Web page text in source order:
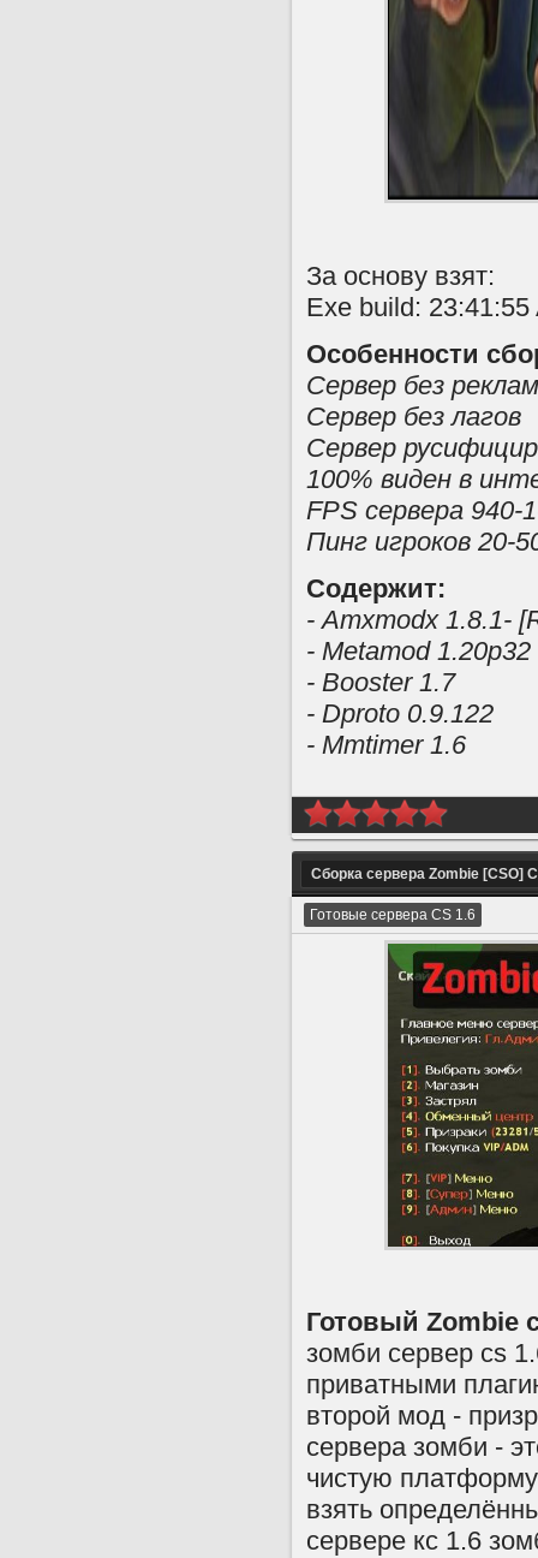
За основу взят:
Exe build:
Особенности
Сервер без
Сервер без лагов
Сервер
100% виден в
FPS сервера 940-
Пинг игроков 20-
Содержит:
- Amxmodx 1.8.1-
- Metamod 1.20p32
- Booster 1.7
- Dproto 0.9.122
- Mmtimer 1.6
Сборка сервера Zombie [CSO]
Готовые сервера CS 1.6
Готовый Zombie
зомби сервер cs
приватными
второй мод -
сервера зомби -
чистую
взять
сервере кс 1.6